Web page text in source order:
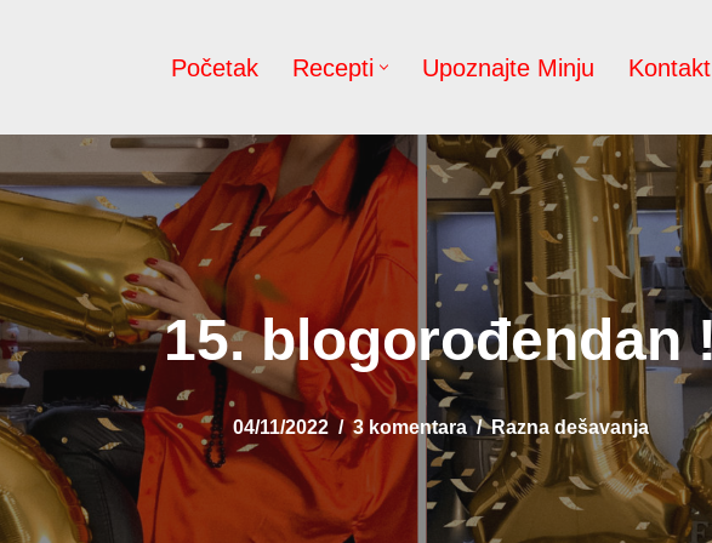
Početak Recepti Upoznajte Minju Kontakt
15. blogorođendan
04/11/2022 3 komentara Razna dešavanja